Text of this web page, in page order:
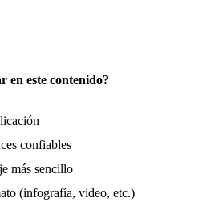
en este contenido?
confiables
más sencillo
(infografía, video, etc.)